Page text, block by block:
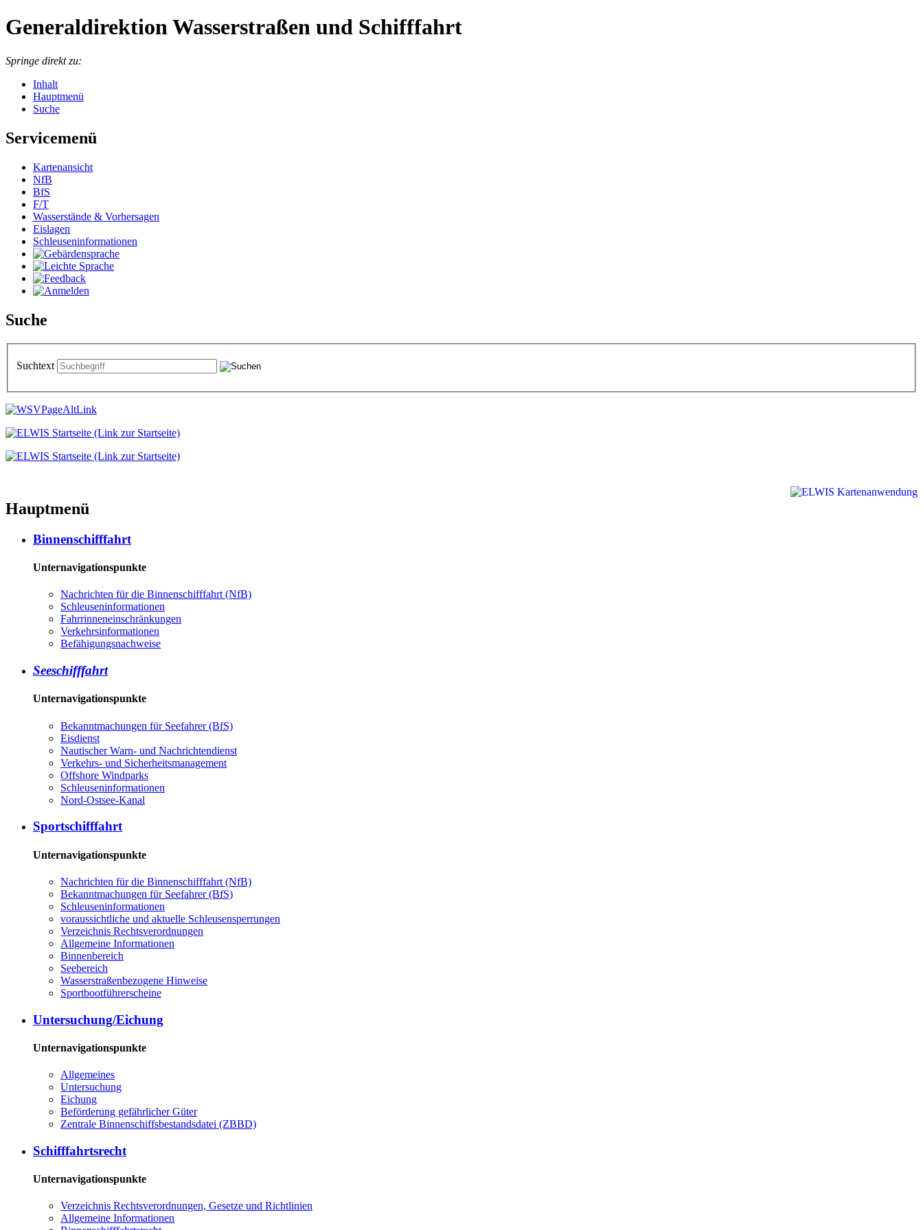
Generaldirektion Wasserstraßen und Schifffahrt
Springe direkt zu:
Inhalt
Hauptmenü
Suche
Servicemenü
Kartenansicht
NfB
BfS
F/T
Wasserstände & Vorhersagen
Eislagen
Schleuseninformationen
Suche
Suchtext
Hauptmenü
Binnenschifffahrt
Unternavigationspunkte
Nachrichten für die Binnenschifffahrt (NfB)
Schleuseninformationen
Fahrrinneneinschränkungen
Verkehrsinformationen
Befähigungsnachweise
Seeschifffahrt
Unternavigationspunkte
Bekanntmachungen für Seefahrer (BfS)
Eisdienst
Nautischer Warn- und Nachrichtendienst
Verkehrs- und Sicherheitsmanagement
Offshore Windparks
Schleuseninformationen
Nord-Ostsee-Kanal
Sportschifffahrt
Unternavigationspunkte
Nachrichten für die Binnenschifffahrt (NfB)
Bekanntmachungen für Seefahrer (BfS)
Schleuseninformationen
voraussichtliche und aktuelle Schleusensperrungen
Verzeichnis Rechtsverordnungen
Allgemeine Informationen
Binnenbereich
Seebereich
Wasserstraßenbezogene Hinweise
Sportbootführerscheine
Untersuchung/Eichung
Unternavigationspunkte
Allgemeines
Untersuchung
Eichung
Beförderung gefährlicher Güter
Zentrale Binnenschiffsbestandsdatei (ZBBD)
Schifffahrtsrecht
Unternavigationspunkte
Verzeichnis Rechtsverordnungen, Gesetze und Richtlinien
Allgemeine Informationen